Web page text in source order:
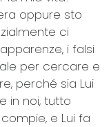
oppure sto
ci
i falsi
per cercare e
perché sia Lui
in noi, tutto
e Lui fa